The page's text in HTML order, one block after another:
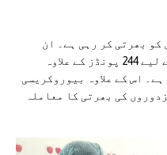
مزدوروں کو بھرتی کر رہی ہے۔ ان
مزدوروں کو اپنی ویزا درخواست کے لیے 244 پونڈز کے علاوہ
اس کے علاوہ بیوروکریسی
کی بھرتی کا معاملہ